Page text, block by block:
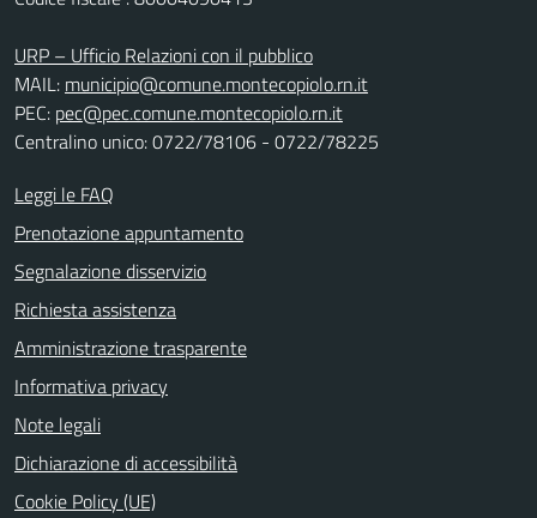
URP – Ufficio Relazioni con il pubblico
MAIL: municipio@comune.montecopiolo.rn.it
PEC: pec@pec.comune.montecopiolo.rn.it
Centralino unico: 0722/78106 - 0722/78225
Leggi le FAQ
Prenotazione appuntamento
Segnalazione disservizio
Richiesta assistenza
Amministrazione trasparente
Informativa privacy
Note legali
Dichiarazione di accessibilità
Cookie Policy (UE)